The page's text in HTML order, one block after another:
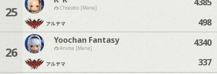
25 Chocobo [Mana]
アルテマ
498
26
Yoochan Fantasy
Anima [Mana]
アルテマ
4340
337